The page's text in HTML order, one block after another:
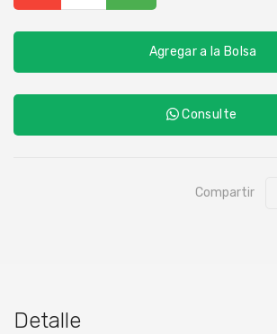
Agregar a la Bolsa
Consulte
Compartir
Detalle